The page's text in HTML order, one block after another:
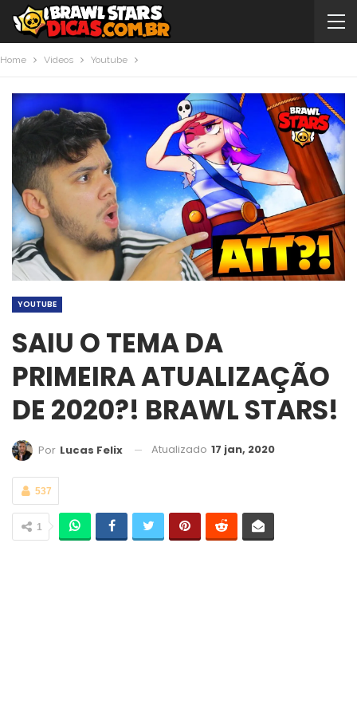
Home Videos Youtube
YOUTUBE
SAIU O TEMA DA
PRIMEIRA ATUALIZAÇÃO
DE 2020?! BRAWL STARS!
Por Lucas Felix Atualizado 17 jan, 2020
537
1